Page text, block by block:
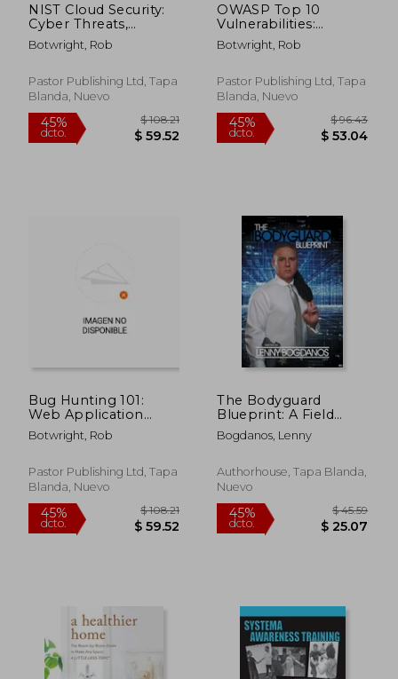
NIST Cloud Security:
Cyber Threats,
Policies, And Best
Practices (en Inglés)
Botwright, Rob
Pastor Publishing Ltd, Tapa
Blanda, Nuevo
45%
OWASP Top 10
Vulnerabilities:
Beginner's Guide To
Web Application
Inglés)
Botwright, Rob
Pastor Publishing Ltd, Tapa
Blanda, Nuevo
45%
Bug Hunting 101:
Web Application
Security For Ethical
Hackers (en Inglés)
Botwright, Rob
Pastor Publishing Ltd, Tapa
Blanda, Nuevo
The Bodyguard
Blueprint: A Field
Guide to Executive
Protection Business
Bogdanos, Lenny
Authorhouse, Tapa Blanda,
Nuevo